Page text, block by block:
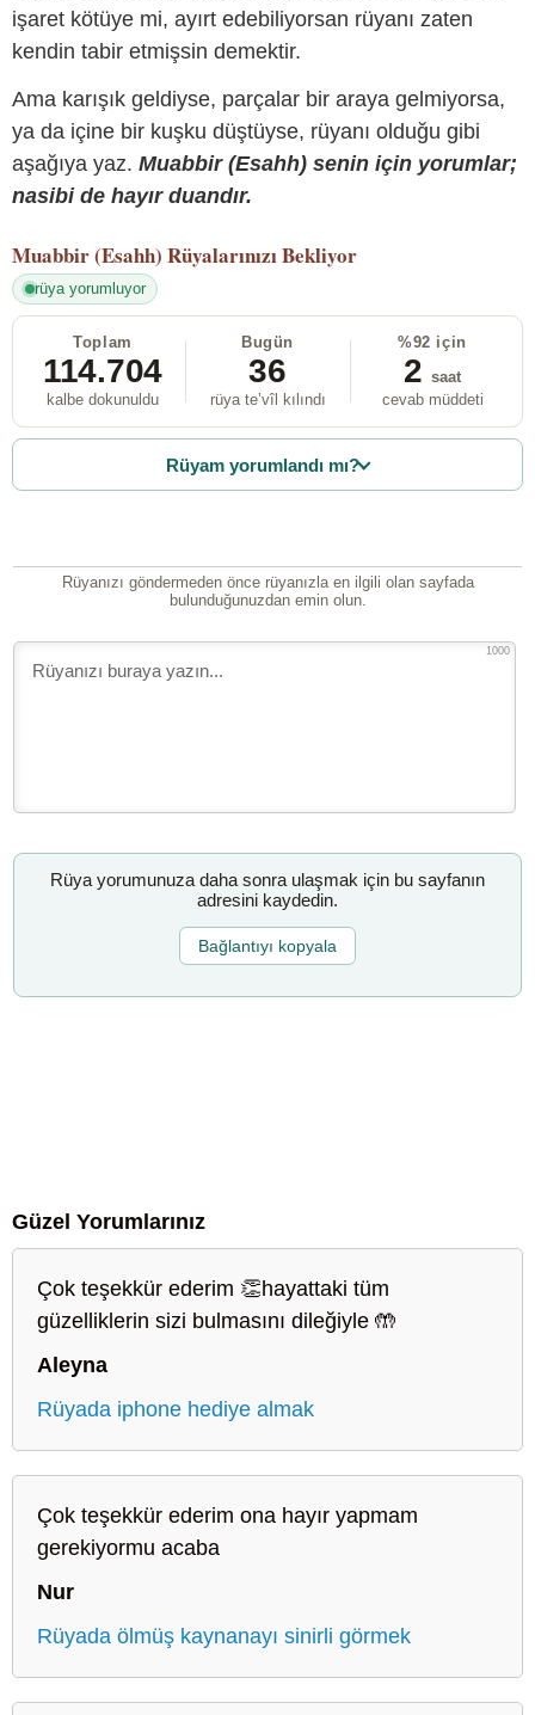
işaret kötüye mi, ayırt edebiliyorsan rüyanı zaten
kendin tabir etmişsin demektir.
Ama karışık geldiyse, parçalar bir araya gelmiyorsa,
ya da içine bir kuşku düştüyse, rüyanı olduğu gibi
aşağıya yaz. Muabbir (Esahh) senin için yorumlar;
nasibi de hayır duandır.
Muabbir (Esahh) Rüyalarınızı Bekliyor
rüya yorumluyor
Toplam
114.704
kalbe dokunuldu
Bugün
36
rüya te’vîl kılındı
%92 için
2 saat
cevab müddeti
Rüyam yorumlandı mı?
Rüyanızı göndermeden önce rüyanızla en ilgili olan sayfada
bulunduğunuzdan emin olun.
1000
Rüya yorumunuza daha sonra ulaşmak için bu sayfanın
adresini kaydedin.
Bağlantıyı kopyala
Güzel Yorumlarınız
Çok teşekkür ederim 👏hayattaki tüm
güzelliklerin sizi bulmasını dileğiyle 🤲
Aleyna
Rüyada iphone hediye almak
Çok teşekkür ederim ona hayır yapmam
gerekiyormu acaba
Nur
Rüyada ölmüş kaynanayı sinirli görmek